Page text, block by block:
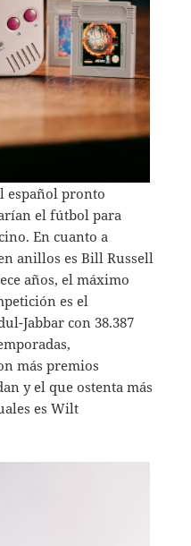
español pronto
el fútbol para
En cuanto a
anillos es Bill Russell
años, el máximo
es el
Jabbar con 38.387
más premios
y el que ostenta más
es Wilt